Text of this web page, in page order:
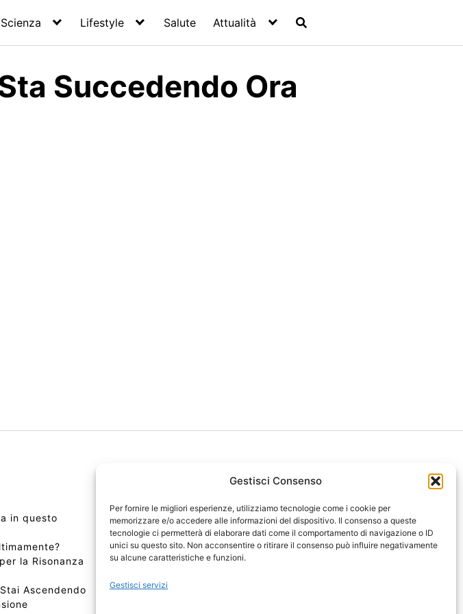
Gestisci Consenso
Per fornire le migliori esperienze, utilizziamo tecnologie come i cookie per
memorizzare e/o accedere alle informazioni del dispositivo. Il consenso a queste
tecnologie ci permetterà di elaborare dati come il comportamento di navigazione o ID
unici su questo sito. Non acconsentire o ritirare il consenso può influire negativamente
su alcune caratteristiche e funzioni.
Gestisci servizi
Scienza Lifestyle Salute Attualità
Succedendo Ora
in questo
la Risonanza
Ascendendo
Copyright 2026 NotiziePlus.com
Edizioni Web4Star
Chi Siamo: Redazione
📰 Contenuto Umano Verificato
Sitemap-